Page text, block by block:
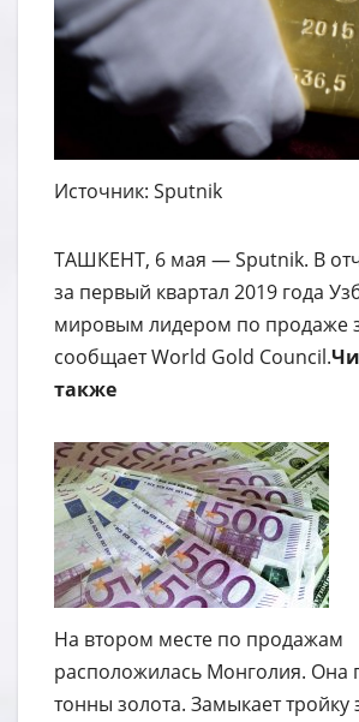
Источник: Sputnik
ТАШКЕНТ, 6 мая — Sputnik. В
за первый квартал 2019 года
мировым лидером по продаже
сообщает World Gold Council.
также
На втором месте по продажам
расположилась Монголия. Она
тонны золота. Замыкает тройку